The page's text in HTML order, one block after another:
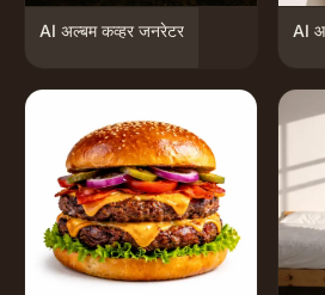
AI अल्बम कव्हर जनरेटर AI